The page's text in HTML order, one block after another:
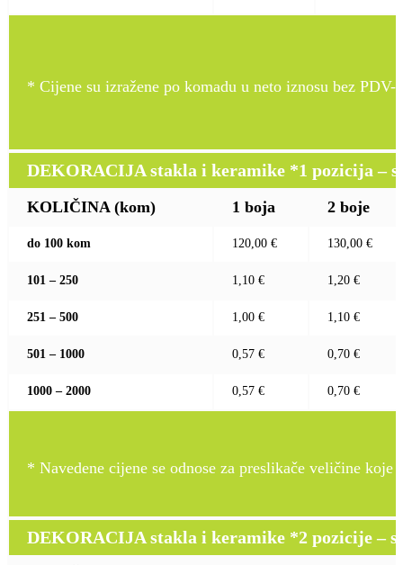
* Cijene su izražene po komadu u neto iznosu bez PDV-
DEKORACIJA stakla i keramike *1 pozicija –
KOLIČINA (kom) 1 boja 2 boje
do 100 kom 120,00 € 130,00 €
101 – 250 1,10 € 1,20 €
251 – 500 1,00 € 1,10 €
501 – 1000 0,57 € 0,70 €
1000 – 2000 0,57 € 0,70 €
* Navedene cijene se odnose za preslikače veličine
DEKORACIJA stakla i keramike *2 pozicije –